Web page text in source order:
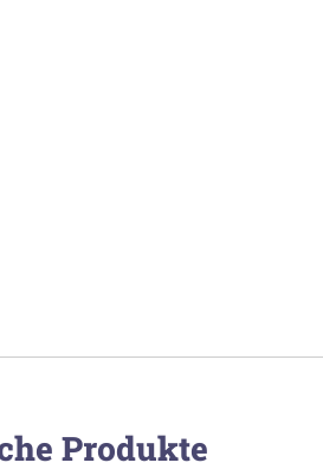
Produkte